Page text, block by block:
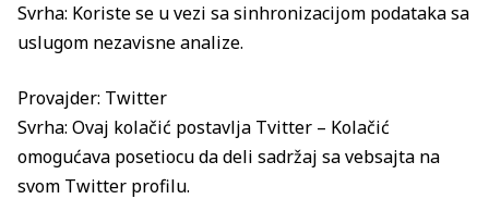
Svrha: Koriste se u vezi sa sinhronizacijom podataka sa
uslugom nezavisne analize.
Provajder: Twitter
Svrha: Ovaj kolačić postavlja Tvitter – Kolačić
omogućava posetiocu da deli sadržaj sa vebsajta na
svom Twitter profilu.